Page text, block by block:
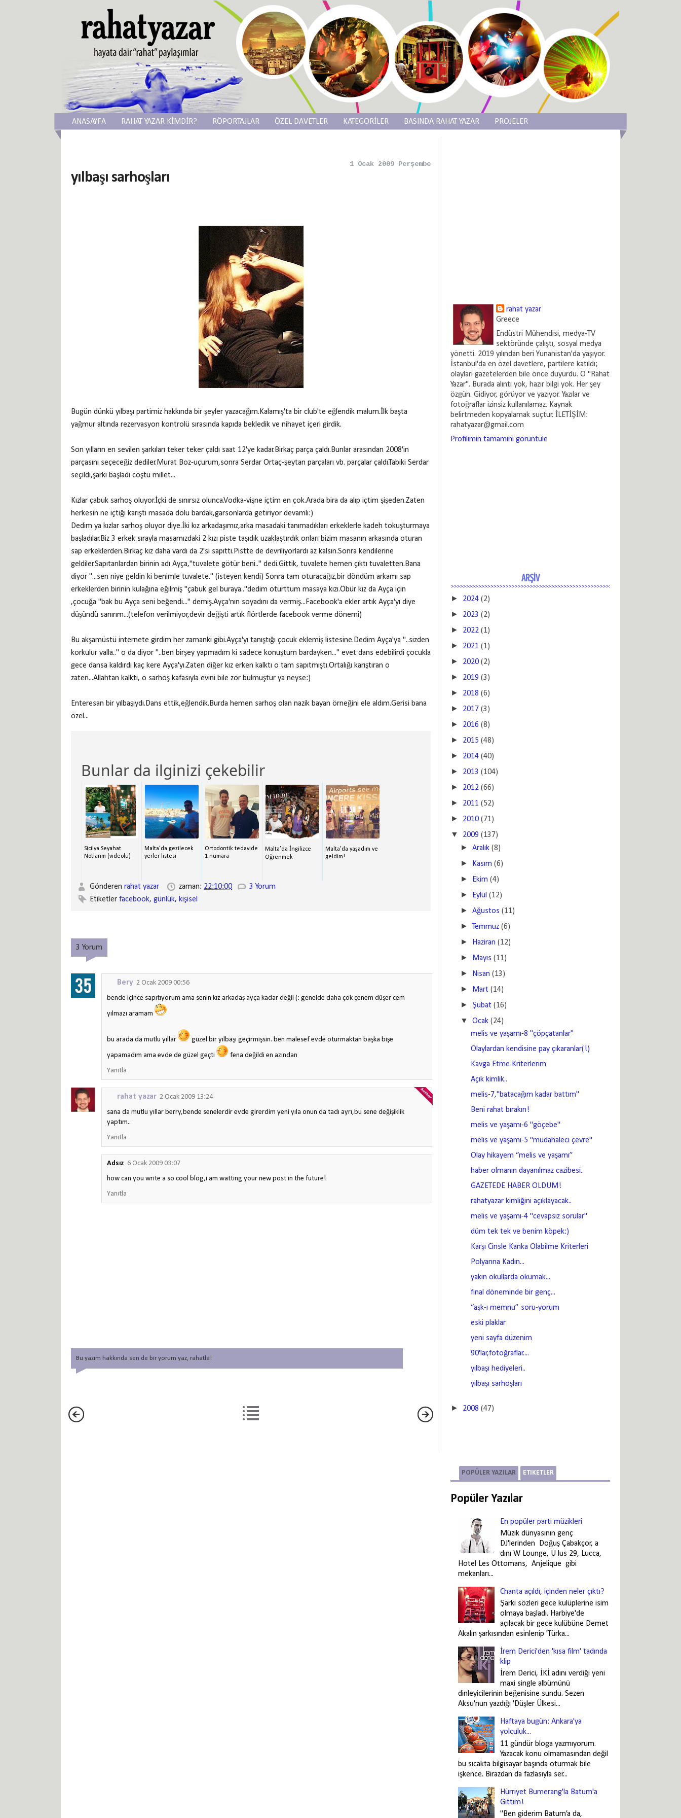
ANASAYFA RAHAT YAZAR KİMDİR? RÖPORTAJLAR ÖZEL DAVETLER KATEGORİLER BASINDA RAHAT YAZAR PROJELER
1 Ocak 2009 Perşembe
yılbaşı sarhoşları
Bugün dünkü yılbaşı partimiz hakkında bir şeyler yazacağım.Kalamış'ta bir club'te eğlendik malum.İlk başta
yağmur altında rezervasyon kontrolü sırasında kapıda bekledik ve nihayet içeri girdik.
Son yılların en sevilen şarkıları teker teker çaldı saat 12'ye kadar.Birkaç parça çaldı.Bunlar arasından 2008'in
parçasını seçeceğiz dediler.Murat Boz-uçurum,sonra Serdar Ortaç-şeytan parçaları vb. parçalar çaldı.Tabiki Serdar
seçildi,şarkı başladı coştu millet...
Kızlar çabuk sarhoş oluyor.İçki de sınırsız olunca.Vodka-vişne içtim en çok.Arada bira da alıp içtim şişeden.Zaten
herkesin ne içtiği karıştı masada dolu bardak,garsonlarda getiriyor devamlı:)
Dedim ya kızlar sarhoş oluyor diye.İki kız arkadaşımız,arka masadaki tanımadıkları erkeklerle kadeh tokuşturmaya
başladılar.Biz 3 erkek sırayla masamızdaki 2 kızı piste taşıdık uzaklaştırdık onları bizim masanın arkasında oturan
sap erkeklerden.Birkaç kız daha vardı da 2'si sapıttı.Pistte de devriliyorlardı az kalsın.Sonra kendilerine
geldiler.Sapıtanlardan birinin adı Ayça,"tuvalete götür beni.." dedi.Gittik, tuvalete hemen çıktı tuvaletten.Bana
diyor "...sen niye geldin ki benimle tuvalete." (isteyen kendi) Sonra tam oturacağız,bir döndüm arkamı sap
erkeklerden birinin kulağına eğilmiş "çabuk gel buraya.."dedim oturttum masaya kızı.Öbür kız da Ayça için
,çocuğa "bak bu Ayça seni beğendi..." demiş.Ayça'nın soyadını da vermiş...Facebook'a ekler artık Ayça'yı diye
düşündü sanırım...(telefon verilmiyor,devir değişti artık flörtlerde facebook verme dönemi)
Bu akşamüstü internete girdim her zamanki gibi.Ayça'yı tanıştığı çocuk eklemiş listesine.Dedim Ayça'ya "..sizden
korkulur valla.." o da diyor "..ben birşey yapmadım ki sadece konuştum bardayken..." evet dans edebilirdi çocukla
gece dansa kaldırdı kaç kere Ayça'yı.Zaten diğer kız erken kalktı o tam sapıtmıştı.Ortalığı karıştıran o
zaten...Allahtan kalktı, o sarhoş kafasıyla evini bile zor bulmuştur ya neyse:)
Enteresan bir yılbaşıydı.Dans ettik,eğlendik.Burda hemen sarhoş olan nazik bayan örneğini ele aldım.Gerisi bana
özel...
Bunlar da ilginizi çekebilir
Sicilya Seyahat
Notlarım (videolu)
Malta’da gezilecek
yerler listesi
Ortodontik tedavide
1 numara
Malta’da İngilizce
Öğrenmek
Malta’da yaşadım ve
geldim!
Gönderen rahat yazar zaman: 22:10:00
3 Yorum
Etiketler facebook, günlük, kişisel
3 Yorum
Bery 2 Ocak 2009 00:56
bende içince sapıtıyorum ama senin kız arkadaş ayça kadar değil (: genelde daha çok çenem düşer cem
yılmazı aramam
bu arada da mutlu yıllar güzel bir yılbaşı geçirmişsin. ben malesef evde oturmaktan başka bişe
yapamadım ama evde de güzel geçti
fena değildi en azından
Yanıtla
rahat yazar 2 Ocak 2009 13:24
sana da mutlu yıllar berry,bende senelerdir evde girerdim yeni yıla onun da tadı ayrı,bu sene değişiklik
yaptım..
Yanıtla
Adsız 6 Ocak 2009 03:07
how can you write a so cool blog,i am watting your new post in the future!
Yanıtla
Bu yazım hakkında sen de bir yorum yaz, rahatla!
rahat yazar
Greece
Endüstri Mühendisi, medya-TV
sektöründe çalıştı, sosyal medya
yönetti. 2019 yılından beri Yunanistan'da yaşıyor.
İstanbul'da en özel davetlere, partilere katıldı;
olayları gazetelerden bile önce duyurdu. O "Rahat
Yazar". Burada alıntı yok, hazır bilgi yok. Her şey
özgün. Gidiyor, görüyor ve yazıyor. Yazılar ve
fotoğraflar izinsiz kullanılamaz. Kaynak
belirtmeden kopyalamak suçtur. İLETİŞİM:
rahatyazar@gmail.com
Profilimin tamamını görüntüle
ARŞİV
► 2024 (2)
► 2023 (2)
► 2022 (1)
► 2021 (1)
► 2020 (2)
► 2019 (3)
► 2018 (6)
► 2017 (3)
► 2016 (8)
► 2015 (48)
► 2014 (40)
► 2013 (104)
► 2012 (66)
► 2011 (52)
► 2010 (71)
▼ 2009 (137)
►Aralık (8)
► Kasım (6)
► Ekim (4)
► Eylül (12)
►Ağustos (11)
►Temmuz (6)
► Haziran (12)
► Mayıs (11)
► Nisan (13)
► Mart (14)
► Şubat (16)
▼ Ocak (24)
melis ve yaşamı-8 "çöpçatanlar"
Olaylardan kendisine pay çıkaranlar(!)
Kavga Etme Kriterlerim
Açık kimlik..
melis-7,"batacağım kadar battım"
Beni rahat bırakın!
melis ve yaşamı-6 "göçebe"
melis ve yaşamı-5 "müdahaleci çevre"
Olay hikayem “melis ve yaşamı”
haber olmanın dayanılmaz cazibesi..
GAZETEDE HABER OLDUM!
rahatyazar kimliğini açıklayacak..
melis ve yaşamı-4 "cevapsız sorular"
düm tek tek ve benim köpek:)
Karşı Cinsle Kanka Olabilme Kriterleri
Polyanna Kadın...
yakın okullarda okumak...
final döneminde bir genç...
“aşk-ı memnu” soru-yorum
eski plaklar
yeni sayfa düzenim
90'lar,fotoğraflar....
yılbaşı hediyeleri..
yılbaşı sarhoşları
► 2008 (47)
POPÜLER YAZILAR ETIKETLER
Popüler Yazılar
En popüler parti müzikleri
Müzik dünyasının genç
DJ'lerinden Doğuş Çabakçor, a
dını W Lounge, U lus 29, Lucca,
Hotel Les Ottomans, Anjelique gibi
mekanları...
Chanta açıldı, içinden neler çıktı?
Şarkı sözleri gece kulüplerine isim
olmaya başladı. Harbiye'de
açılacak bir gece kulübüne Demet
Akalın şarkısından esinlenip 'Türka...
İrem Derici'den 'kısa film' tadında
klip
İrem Derici, İKİ adını verdiği yeni
maxi single albümünü
dinleyicilerinin beğenisine sundu. Sezen
Aksu'nun yazdığı 'Düşler Ülkesi...
Haftaya bugün: Ankara'ya
yolculuk...
11 gündür bloga yazmıyorum.
Yazacak konu olmamasından değil
bu sıcakta bilgisayar başında oturmak bile
işkence. Birazdan da fazlasıyla ser...
Hürriyet Bumerang'la Batum'a
Gittim!
"Ben giderim Batum’a da,